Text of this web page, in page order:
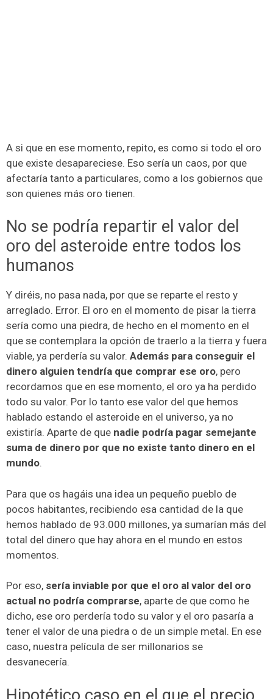
A si que en ese momento, repito, es como si todo el oro
que existe desapareciese. Eso sería un caos, por que
afectaría tanto a particulares, como a los gobiernos que
son quienes más oro tienen.
No se podría repartir el valor del
oro del asteroide entre todos los
humanos
Y diréis, no pasa nada, por que se reparte el resto y
arreglado. Error. El oro en el momento de pisar la tierra
sería como una piedra, de hecho en el momento en el
que se contemplara la opción de traerlo a la tierra y fuera
viable, ya perdería su valor. Además para conseguir el
dinero alguien tendría que comprar ese oro, pero
recordamos que en ese momento, el oro ya ha perdido
todo su valor. Por lo tanto ese valor del que hemos
hablado estando el asteroide en el universo, ya no
existiría. Aparte de que nadie podría pagar semejante
suma de dinero por que no existe tanto dinero en el
mundo.
Para que os hagáis una idea un pequeño pueblo de
pocos habitantes, recibiendo esa cantidad de la que
hemos hablado de 93.000 millones, ya sumarían más del
total del dinero que hay ahora en el mundo en estos
momentos.
Por eso, sería inviable por que el oro al valor del oro
actual no podría comprarse, aparte de que como he
dicho, ese oro perdería todo su valor y el oro pasaría a
tener el valor de una piedra o de un simple metal. En ese
caso, nuestra película de ser millonarios se
desvanecería.
Hipotético caso en el que el precio